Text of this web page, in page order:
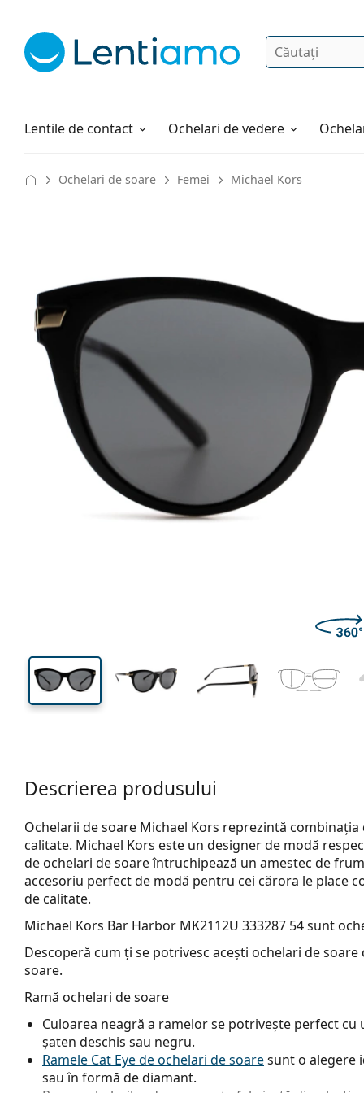
Căutare
Lentile de contact
Soluții Ochelari de vedere
Cum comandați
Ochelari de soare Femei Michael Kors
Lățimea ramei
46 mm
Înălțime lentilă Lățimea lentilei
Lățimea
Descrierea produsului
Ochelarii de soare Michael Kors reprezintă
calitate. Michael Kors este un designer de modă
de ochelari de soare întruchipează un amestec de
accesoriu perfect de modă pentru cei cărora le place
de calitate.
Michael Kors Bar Harbor MK2112U 333287 54sunt
Descoperă cum ți se potrivesc acești ochelari de
soare.
Ramă ochelari de soare
Culoarea neagră a ramelor se potrivește perfect
șaten deschis sau negru.
Ramele Cat Eye de ochelari de soaresunt o alegere
sau în formă de diamant.